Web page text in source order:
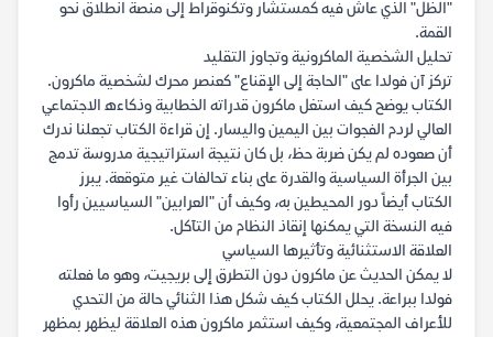
"الظل" الذي عاش فيه كمستشار وتكنوقراط إلى منصة انطلاق نحو
القمة.
تحليل الشخصية الماكرونية وتجاوز التقليد
تركز آن فولدا على "الحاجة إلى الإقناع" كعنصر محرك لشخصية ماكرون.
الكتاب يوضح كيف استغل ماكرون قدراته الخطابية وذكاءه الاجتماعي
العالي لردم الفجوات بين اليمين واليسار. إن قراءة الكتاب تجعلنا ندرك
أن صعوده لم يكن ضربة حظ، بل كان نتيجة استراتيجية مدروسة تدمج
بين الجرأة السياسية والقدرة على بناء تحالفات غير متوقعة. يبرز
الكتاب أيضاً دور المحيطين به، وكيف أن "العرابين" السياسيين رأوا
فيه النسخة التي يمكنها إنقاذ النظام من التآكل.
العلاقة الاستثنائية وتأثيرها السياسي
لا يمكن الحديث عن ماكرون دون التطرق إلى بريجيت، وهو ما فعلته
فولدا ببراعة. يحلل الكتاب كيف شكل هذا الثنائي حالة من التحدي
للأعراف المجتمعية، وكيف استثمر ماكرون هذه العلاقة ليظهر بمظهر